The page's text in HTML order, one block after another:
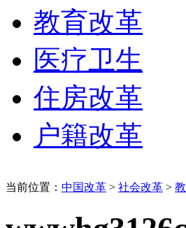
教育改革
医疗卫生
住房改革
户籍改革
当前位置： 中国改革 > 社会改革 >